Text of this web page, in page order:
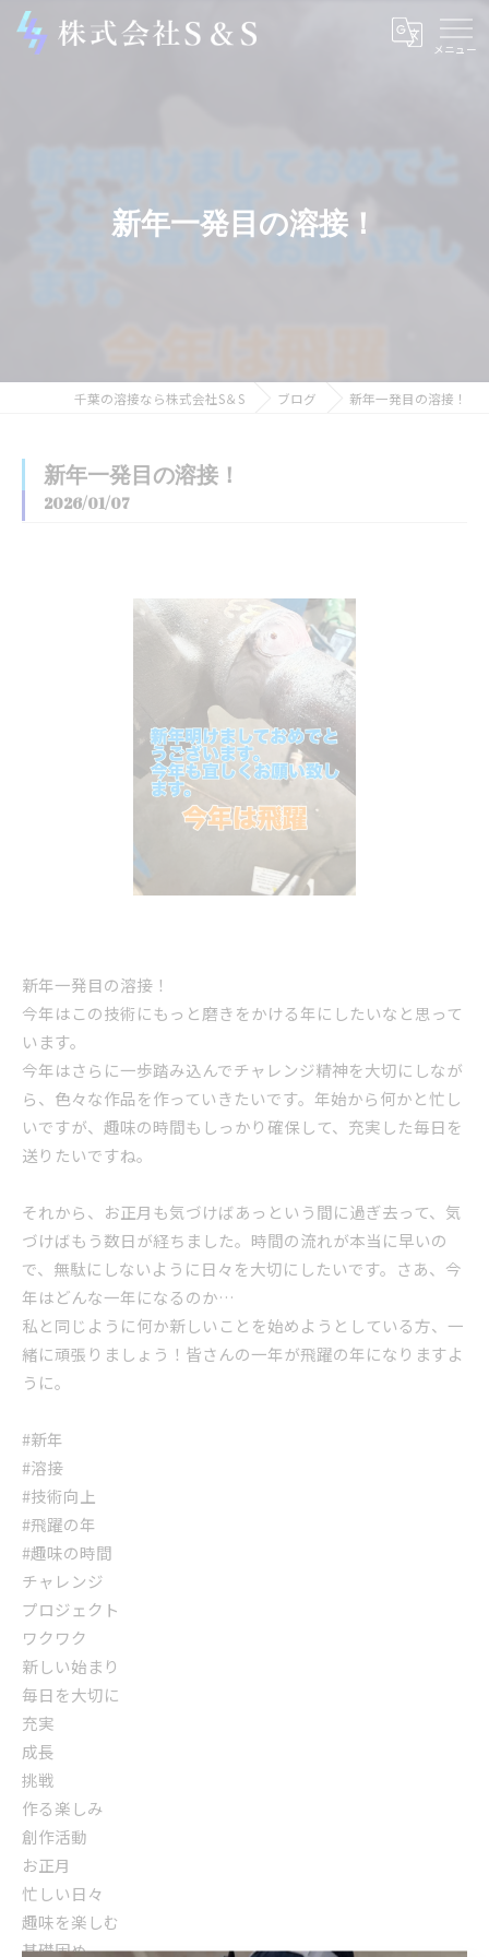
新年一発目の溶接！
千葉の溶接なら株式会社S＆S ブログ 新年一発目の溶接！
新年一発目の溶接！
2026/01/07
新年一発目の溶接！
今年はこの技術にもっと磨きをかける年にしたいなと思って
います。
今年はさらに一歩踏み込んでチャレンジ精神を大切にしなが
ら、色々な作品を作っていきたいです。年始から何かと忙し
いですが、趣味の時間もしっかり確保して、充実した毎日を
送りたいですね。
それから、お正月も気づけばあっという間に過ぎ去って、気
づけばもう数日が経ちました。時間の流れが本当に早いの
で、無駄にしないように日々を大切にしたいです。さあ、今
年はどんな一年になるのか…
私と同じように何か新しいことを始めようとしている方、一
緒に頑張りましょう！皆さんの一年が飛躍の年になりますよ
うに。
#新年
#溶接
#技術向上
#飛躍の年
#趣味の時間
チャレンジ
プロジェクト
ワクワク
新しい始まり
毎日を大切に
充実
成長
挑戦
作る楽しみ
創作活動
お正月
忙しい日々
趣味を楽しむ
基礎固め